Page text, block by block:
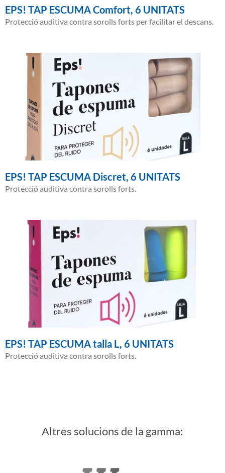
EPS! TAP ESCUMA Comfort, 6 UNITATS
Protecció auditiva contra sorolls forts per facilitar el descans.
EPS! TAP ESCUMA Discret, 6 UNITATS
Protecció auditiva contra sorolls forts.
EPS! TAP ESCUMA talla L, 6 UNITATS
Protecció auditiva contra sorolls forts.
Altres solucions de la gamma: